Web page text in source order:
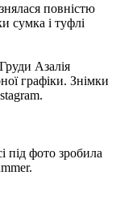
повністю
сумка і туфлі
Азалія
графіки. Знімки
під фото зробила